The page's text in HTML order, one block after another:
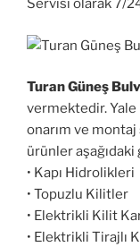
Servisi olarak 7/
Turan Güneş
vermektedir. Yale
onarım ve
ürünler aşağıdaki
• Kapı Hidrolikleri
• Topuzlu Kilitler
• Elektrikli Kilit
• Elektrikli Tirajlı